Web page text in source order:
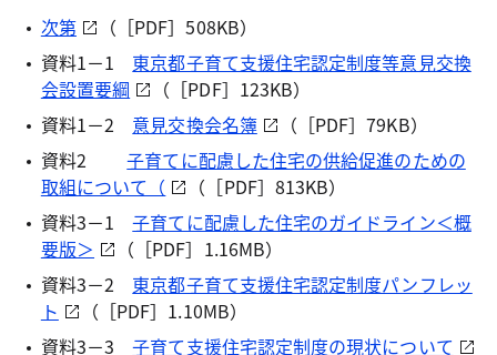
次第
（［PDF］508KB）
資料1－1 東京都子育て支援住宅認定制度等意見交換
会設置要綱
（［PDF］123KB）
資料1－2 意見交換会名簿
（［PDF］79KB）
資料2子育てに配慮した住宅の供給促進のための
取組について（
（［PDF］813KB）
資料3－1子育てに配慮した住宅のガイドライン＜概
要版＞
（［PDF］1.16MB）
資料3－2 東京都子育て支援住宅認定制度パンフレッ
ト
（［PDF］1.10MB）
資料3－3子育て支援住宅認定制度の現状について